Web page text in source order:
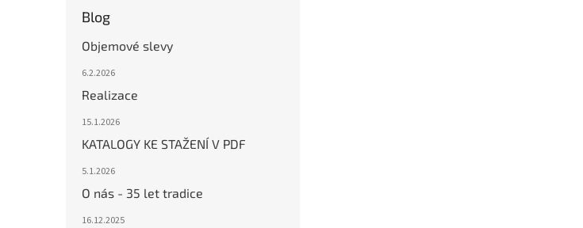
Blog
Objemové slevy
6.2.2026
Realizace
15.1.2026
KATALOGY KE STAŽENÍ V PDF
5.1.2026
O nás - 35 let tradice
16.12.2025